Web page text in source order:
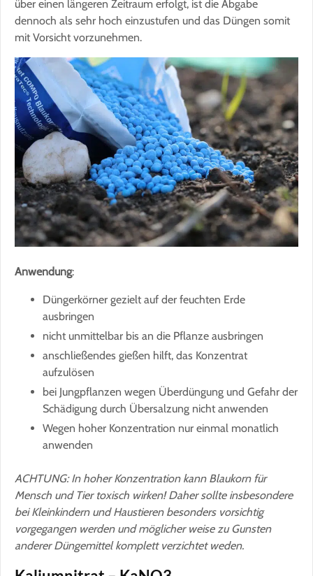
über einen längeren Zeitraum erfolgt, ist die Abgabe
dennoch als sehr hoch einzustufen und das Düngen somit
mit Vorsicht vorzunehmen.
Anwendung:
Düngerkörner gezielt auf der feuchten Erde
ausbringen
nicht unmittelbar bis an die Pflanze ausbringen
anschließendes gießen hilft, das Konzentrat
aufzulösen
bei Jungpflanzen wegen Überdüngung und Gefahr der
Schädigung durch Übersalzung nicht anwenden
Wegen hoher Konzentration nur einmal monatlich
anwenden
ACHTUNG: In hoher Konzentration kann Blaukorn für
Mensch und Tier toxisch wirken! Daher sollte insbesondere
bei Kleinkindern und Haustieren besonders vorsichtig
vorgegangen werden und möglicher weise zu Gunsten
anderer Düngemittel komplett verzichtet weden.